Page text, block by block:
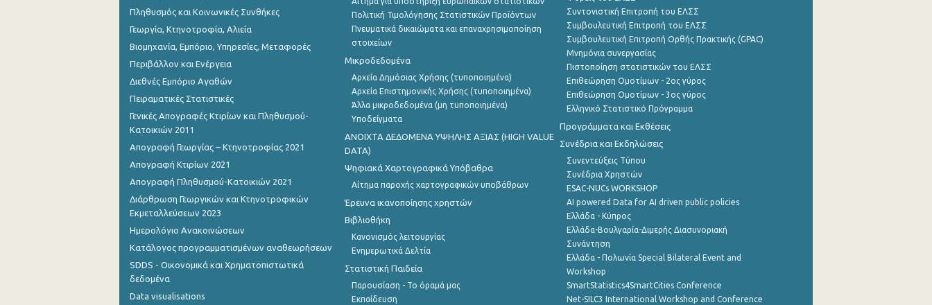
Πληθυσμός και Κοινωνικές Συνθήκες
Γεωργία, Κτηνοτροφία, Αλιεία
Βιομηχανία, Εμπόριο, Υπηρεσίες, Μεταφορές
Περιβάλλον και Ενέργεια
Διεθνές Εμπόριο Αγαθών
Πειραματικές Στατιστικές
Γενικές Απογραφές Κτιρίων και Πληθυσμού-
Κατοικιών 2011
Απογραφή Γεωργίας – Κτηνοτροφίας 2021
Απογραφή Κτιρίων 2021
Απογραφή Πληθυσμού-Κατοικιών 2021
Διάρθρωση Γεωργικών και Κτηνοτροφικών
Εκμεταλλεύσεων 2023
Ημερολόγιο Ανακοινώσεων
Κατάλογος προγραμματισμένων αναθεωρήσεων
SDDS - Οικονομικά και Χρηματοπιστωτικά
δεδομένα
Data visualisations
Πολιτική Τιμολόγησης Στατιστικών Προϊόντων
Πνευματικά δικαιώματα και επαναχρησιμοποίηση
στοιχείων
Μικροδεδομένα
Αρχεία Δημόσιας Χρήσης (τυποποιημένα)
Αρχεία Επιστημονικής Χρήσης (τυποποιημένα)
Άλλα μικροδεδομένα (μη τυποποιημένα)
Υποδείγματα
ANOIXTA ΔΕΔΟΜΕΝΑ ΥΨΗΛΗΣ ΑΞΙΑΣ (HIGH VALUE
DATA)
Ψηφιακά Χαρτογραφικά Υπόβαθρα
Αίτημα παροχής χαρτογραφικών υποβάθρων
Έρευνα ικανοποίησης χρηστών
Βιβλιοθήκη
Κανονισμός λειτουργίας
Ενημερωτικά Δελτία
Στατιστική Παιδεία
Παρουσίαση - Το όραμά μας
Εκπαίδευση
Συντονιστική Επιτροπή του ΕΛΣΣ
Συμβουλευτική Επιτροπή του ΕΛΣΣ
Συμβουλευτική Επιτροπή Ορθής Πρακτικής (GPAC)
Μνημόνια συνεργασίας
Πιστοποίηση στατιστικών του ΕΛΣΣ
Επιθεώρηση Ομοτίμων - 2ος γύρος
Επιθεώρηση Ομοτίμων - 3ος γύρος
Ελληνικό Στατιστικό Πρόγραμμα
Προγράμματα και Εκθέσεις
Συνέδρια και Εκδηλώσεις
Συνεντεύξεις Τύπου
Συνέδρια Χρηστών
ESAC-NUCs WORKSHOP
AI powered Data for AI driven public policies
Ελλάδα - Κύπρος
Ελλάδα-Βουλγαρία-Διμερής Διασυνοριακή
Συνάντηση
Ελλάδα - Πολωνία Special Bilateral Event and
Workshop
SmartStatistics4SmartCities Conference
Net-SILC3 International Workshop and Conference